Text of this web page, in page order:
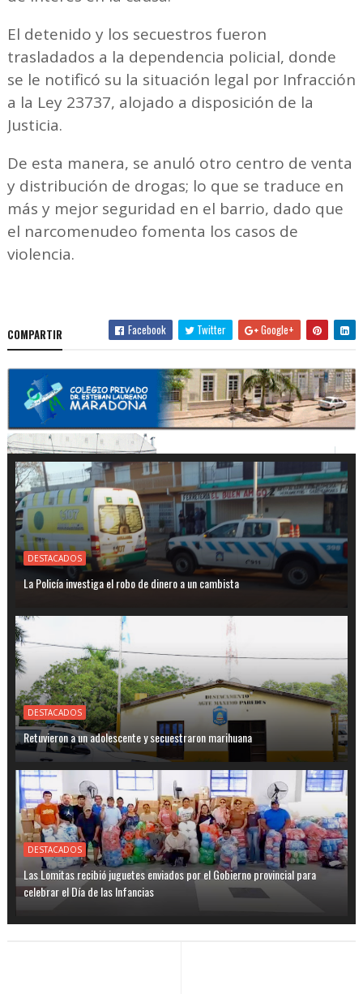
El detenido y los secuestros fueron
trasladados a la dependencia policial, donde
se le notificó su la situación legal por Infracción
a la Ley 23737, alojado a disposición de la
Justicia.
De esta manera, se anuló otro centro de venta
y distribución de drogas; lo que se traduce en
más y mejor seguridad en el barrio, dado que
el narcomenudeo fomenta los casos de
violencia.
COMPARTIR Facebook Twitter Google+
DESTACADOS
La Policía investiga el robo de dinero a un cambista
DESTACADOS
Retuvieron a un adolescente y secuestraron marihuana
DESTACADOS
Las Lomitas recibió juguetes enviados por el Gobierno provincial para
celebrar el Día de las Infancias